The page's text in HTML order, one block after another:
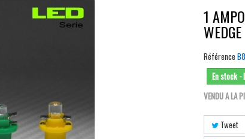
1
WEDGE
Référence
En stock -
VENDU A LA
Tweet